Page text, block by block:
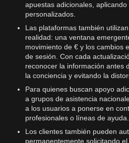
apuestas adicionales,
personalizados.
Las plataformas también
realidad: una ventana
movimiento de € y los cambios
de sesión. Con cada
reconocer la información antes
la conciencia y evitando la
Para quienes buscan apoyo
a grupos de asistencia
a los usuarios a ponerse en
profesionales o líneas de ayuda.
Los clientes también pueden
permanentemente solicitando